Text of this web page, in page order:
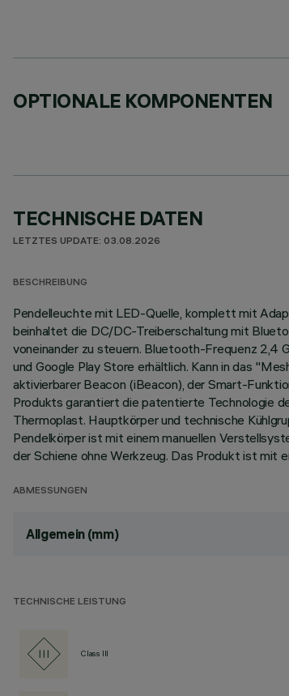
OPTIONALE KOMPONENTEN
TECHNISCHE DATEN
LETZTES UPDATE: 03.08.2026
BESCHREIBUNG
Pendelleuchte mit LED-Quelle, komplett mit
beinhaltet die DC/DC-Treiberschaltung mit
voneinander zu steuern. Bluetooth-Frequenz 2,4
und Google Play Store erhältlich. Kann in das
aktivierbarer Beacon (iBeacon), der Smart-
Produkts garantiert die patentierte Technologie
Thermoplast. Hauptkörper und technische
Pendelkörper ist mit einem manuellen
der Schiene ohne Werkzeug. Das Produkt ist mit
ABMESSUNGEN
Allgemein (mm)
TECHNISCHE LEISTUNG
Class III